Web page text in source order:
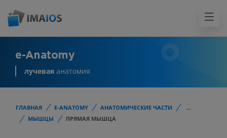
e-Anatomy
лучевая анатомия
ГЛАВНАЯ E-ANATOMY АНАТОМИЧЕСКИЕ ЧАСТИ
...
МЫШЦЫ
ПРЯМАЯ МЫШЦА